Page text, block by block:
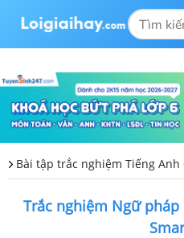
Bài tập trắc nghiệm Tiếng
Trắc nghiệm Ngữ